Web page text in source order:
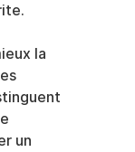
la
un